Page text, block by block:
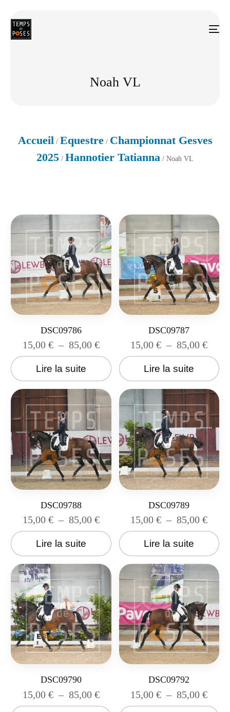
Noah VL
Accueil / Equestre/ Championnat Gesves
2025 / Hannotier Tatianna / Noah VL
DSC09786
15,00 € – 85,00 €
Lire la suite
DSC09787
15,00€ – 85,00€
Lire la suite
DSC09788
15,00 € – 85,00 €
Lire la suite
DSC09789
15,00€ – 85,00€
Lire la suite
DSC09790
15,00 € – 85,00 €
DSC09792
15,00€ – 85,00€